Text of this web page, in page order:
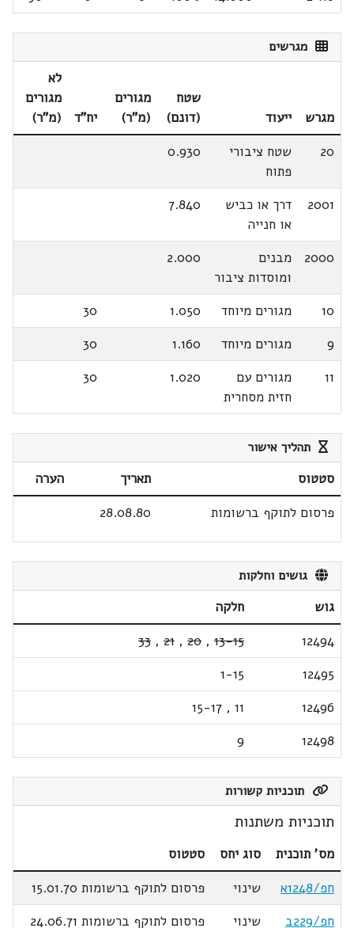
מגרשים
מגרש ייעוד
שטח
(דונם)
מגורים
(מ"ר)
יח"ד
לא
מגורים
(מ"ר)
20
שטח ציבורי
פתוח
0.930
2001
דרך או כביש
או חנייה
7.840
2000
מבנים
ומוסדות ציבור
2.000
10 מגורים מיוחד 1.050
30
9
מגורים מיוחד 1.160
30
11
מגורים עם
חזית מסחרית
1.020
30
תהליך אישור
סטטוס תאריך
הערה
פרסום לתוקף ברשומות
28.08.80
גושים וחלקות
גוש
חלקה
12494
13-15
,
20
,
21
,
33
12495
1-15
12496
11
,
15-17
12498
9
תוכניות קשורות
תוכניות משתנות
מס' תוכנית סוג יחס
סטטוס
חפ/1248א
שינוי
פרסום לתוקף ברשומות 15.01.70
חפ/229ב
שינוי
פרסום לתוקף ברשומות 24.06.71